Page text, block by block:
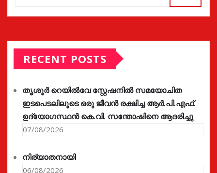
RECENT POSTS
തൃശൂർ റെയിൽവേ സ്റ്റേഷനിൽ സമയോചിത
ഇടപെടലിലൂടെ ഒരു ജീവൻ രക്ഷിച്ച ആർ.പി.എഫ്.
ഉദ്യോഗസ്ഥൻ കെ.വി. സന്തോഷിനെ ആദരിച്ചു
07/08/2026
നിര്യാതനായി
06/08/2026